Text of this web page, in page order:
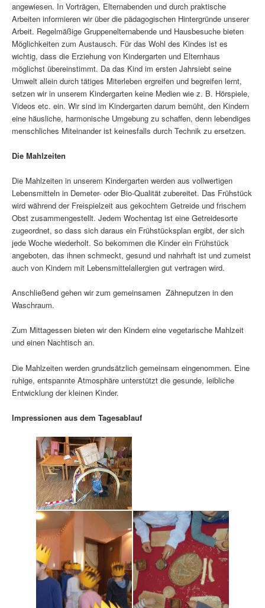
angewiesen. In Vorträgen, Elternabenden und durch praktische
Arbeiten informieren wir über die pädagogischen Hintergründe unserer
Arbeit. Regelmäßige Gruppenelternabende und Hausbesuche bieten
Möglichkeiten zum Austausch. Für das Wohl des Kindes ist es
wichtig, dass die Erziehung von Kindergarten und Elternhaus
möglichst übereinstimmt. Da das Kind im ersten Jahrsiebt seine
Umwelt allein durch tätiges Miterleben ergreifen und begreifen lernt,
setzen wir in unserem Kindergarten keine Medien wie z. B. Hörspiele,
Videos etc. ein. Wir sind im Kindergarten darum bemüht, den Kindern
eine häusliche, harmonische Umgebung zu schaffen, denn lebendiges
menschliches Miteinander ist keinesfalls durch Technik zu ersetzen.
Die Mahlzeiten
Die Mahlzeiten in unserem Kindergarten werden aus vollwertigen
Lebensmitteln in Demeter- oder Bio-Qualität zubereitet. Das Frühstück
wird während der Freispielzeit aus gekochtem Getreide und frischem
Obst zusammengestellt. Jedem Wochentag ist eine Getreidesorte
zugeordnet, so dass sich daraus ein Frühstücksplan ergibt, der sich
jede Woche wiederholt. So bekommen die Kinder ein Frühstück
angeboten, das ihnen schmeckt, gesund und nahrhaft ist und zumeist
auch von Kindern mit Lebensmittelallergien gut vertragen wird.
Anschließend gehen wir zum gemeinsamen Zähneputzen in den
Waschraum.
Zum Mittagessen bieten wir den Kindern eine vegetarische Mahlzeit
und einen Nachtisch an.
Die Mahlzeiten werden grundsätzlich gemeinsam eingenommen. Eine
ruhige, entspannte Atmosphäre unterstützt die gesunde, leibliche
Entwicklung der kleinen Kinder.
Impressionen aus dem Tagesablauf